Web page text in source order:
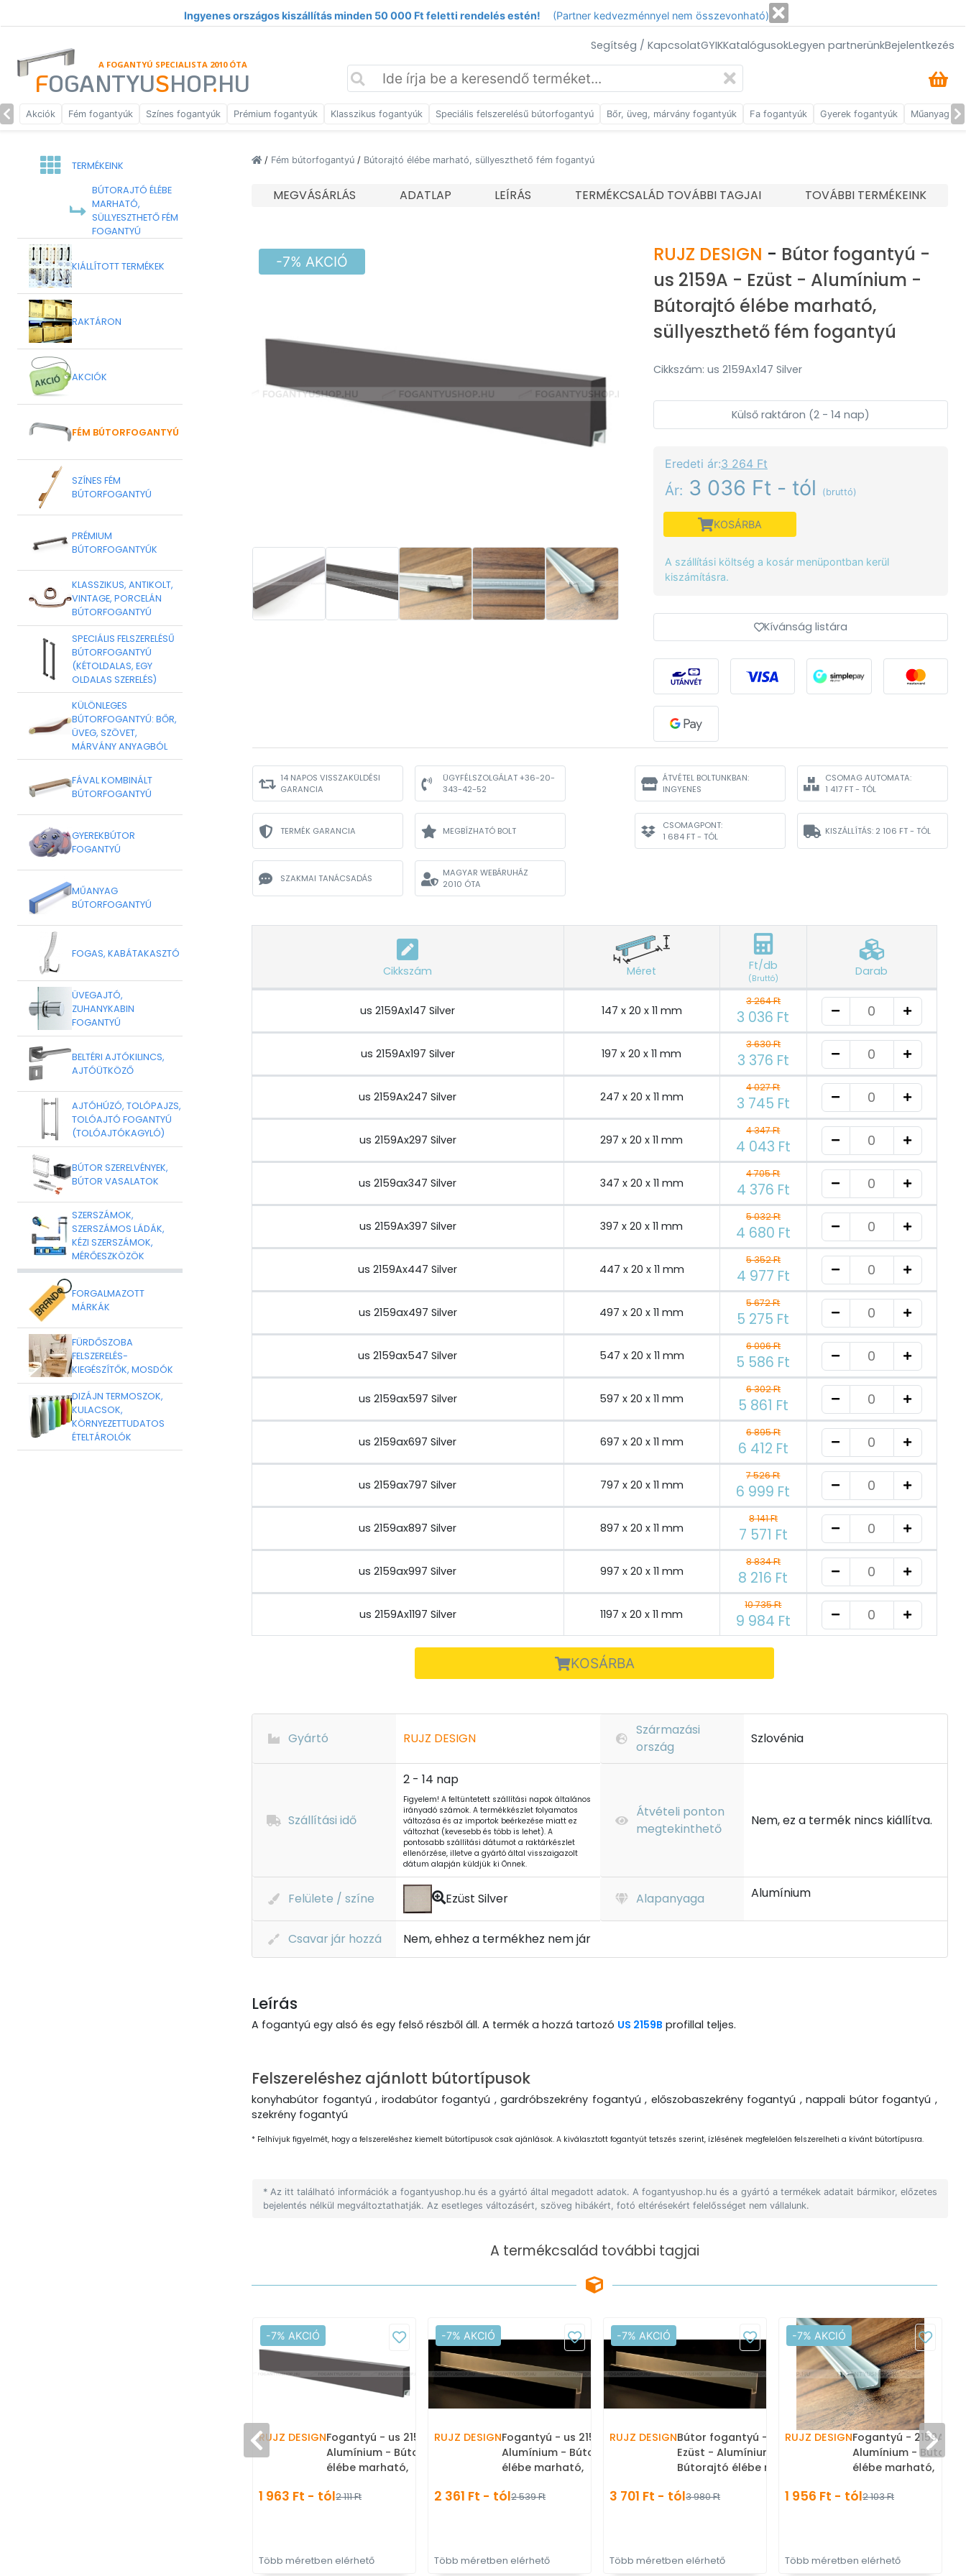
Ingyenes országos kiszállítás minden 50 000 Ft feletti rendelés estén! (Partner kedvezménnyel nem összevonható)
Segítség / KapcsolatGYIKKatalógusokLegyen partnerünkBejelentkezés
A FOGANTYÚ SPECIALISTA 2010 ÓTA
FOGANTYUSHOP.HU
Akciók Fém fogantyúk Színes fogantyúk Prémium fogantyúk Klasszikus fogantyúk Speciális felszerelésű bútorfogantyú Bőr, üveg, márvány fogantyúk Fa fogantyúk Gyerek fogantyúk Műanyag
TERMÉKEINK
BÚTORAJTÓ ÉLÉBE
MARHATÓ,
SÜLLYESZTHETŐ FÉM
FOGANTYÚ
KIÁLLÍTOTT TERMÉKEK
RAKTÁRON
AKCIÓK
FÉM BÚTORFOGANTYÚ
SZÍNES FÉM
BÚTORFOGANTYÚ
PRÉMIUM
BÚTORFOGANTYÚK
KLASSZIKUS, ANTIKOLT,
VINTAGE, PORCELÁN
BÚTORFOGANTYÚ
SPECIÁLIS FELSZERELÉSŰ
BÚTORFOGANTYÚ
(KÉTOLDALAS, EGY
OLDALAS SZERELÉS)
KÜLÖNLEGES
BÚTORFOGANTYÚ: BŐR,
ÜVEG, SZÖVET,
MÁRVÁNY ANYAGBÓL
FÁVAL KOMBINÁLT
BÚTORFOGANTYÚ
GYEREKBÚTOR
FOGANTYÚ
MŰANYAG
BÚTORFOGANTYÚ
FOGAS, KABÁTAKASZTÓ
ÜVEGAJTÓ,
ZUHANYKABIN
FOGANTYÚ
BELTÉRI AJTÓKILINCS,
AJTÓÜTKÖZŐ
AJTÓHÚZÓ, TOLÓPAJZS,
TOLÓAJTÓ FOGANTYÚ
(TOLÓAJTÓKAGYLÓ)
BÚTOR SZERELVÉNYEK,
BÚTOR VASALATOK
SZERSZÁMOK,
SZERSZÁMOS LÁDÁK,
KÉZI SZERSZÁMOK,
MÉRŐESZKÖZÖK
FORGALMAZOTT
MÁRKÁK
FÜRDŐSZOBA
FELSZERELÉS-
KIEGÉSZÍTŐK, MOSDÓK
DIZÁJN TERMOSZOK,
KULACSOK,
KÖRNYEZETTUDATOS
ÉTELTÁROLÓK
/ Fém bútorfogantyú / Bútorajtó élébe marható, süllyeszthető fém fogantyú
MEGVÁSÁRLÁS ADATLAP LEÍRÁS TERMÉKCSALÁD TOVÁBBI TAGJAI TOVÁBBI TERMÉKEINK
-7% AKCIÓ RUJZ DESIGN - Bútor fogantyú -
us 2159A - Ezüst - Alumínium -
Bútorajtó élébe marható,
süllyeszthető fém fogantyú
Cikkszám: us 2159Ax147 Silver
Külső raktáron (2 - 14 nap)
Eredeti ár:3 264 Ft
Ár: 3 036 Ft - tól (bruttó)
KOSÁRBA
A szállítási költség a kosár menüpontban kerül
kiszámításra.
Kívánság listára
14 NAPOS VISSZAKÜLDÉSI
GARANCIA
ÜGYFÉLSZOLGÁLAT +36-20-
343-42-52
TERMÉK GARANCIA MEGBÍZHATÓ BOLT
SZAKMAI TANÁCSADÁS
MAGYAR WEBÁRUHÁZ
2010 ÓTA
ÁTVÉTEL BOLTUNKBAN:
INGYENES
CSOMAG AUTOMATA:
1 417 FT - TÓL
CSOMAGPONT:
1 684 FT - TÓL
KISZÁLLÍTÁS: 2 106 FT - TÓL
Cikkszám Méret Ft/db
(Bruttó)
Darab
us 2159Ax147 Silver
3 264 Ft
3 036 Ft
147 x 20 x 11 mm
us 2159Ax197 Silver
3 630 Ft
3 376 Ft
197 x 20 x 11 mm
us 2159Ax247 Silver
4 027 Ft
3 745 Ft
247 x 20 x 11 mm
us 2159Ax297 Silver
4 347 Ft
4 043 Ft
297 x 20 x 11 mm
us 2159ax347 Silver
4 705 Ft
4 376 Ft
347 x 20 x 11 mm
us 2159Ax397 Silver
5 032 Ft
4 680 Ft
397 x 20 x 11 mm
us 2159Ax447 Silver
5 352 Ft
4 977 Ft
447 x 20 x 11 mm
us 2159ax497 Silver
5 672 Ft
5 275 Ft
497 x 20 x 11 mm
us 2159ax547 Silver
6 006 Ft
5 586 Ft
547 x 20 x 11 mm
us 2159ax597 Silver
6 302 Ft
5 861 Ft
597 x 20 x 11 mm
us 2159ax697 Silver
6 895 Ft
6 412 Ft
697 x 20 x 11 mm
us 2159ax797 Silver
7 526 Ft
6 999 Ft
797 x 20 x 11 mm
us 2159ax897 Silver
8 141 Ft
7 571 Ft
897 x 20 x 11 mm
us 2159ax997 Silver
8 834 Ft
8 216 Ft
997 x 20 x 11 mm
us 2159Ax1197 Silver
10 735 Ft
9 984 Ft
1197 x 20 x 11 mm
KOSÁRBA
Gyártó RUJZ DESIGN
Származási
ország
Szlovénia
Szállítási idő
2 - 14 nap
Figyelem! A feltüntetett szállítási napok általános
irányadó számok. A termékkészlet folyamatos
változása és az importok beérkezése miatt ez
változhat (kevesebb és több is lehet). A
pontosabb szállítási dátumot a raktárkészlet
ellenőrzése, illetve a gyártó által visszaigazolt
dátum alapján küldjük ki Önnek.
Átvételi ponton
megtekinthető
Nem, ez a termék nincs kiállítva.
Felülete / színe Ezüst Silver Alapanyaga Alumínium
Csavar jár hozzá Nem, ehhez a termékhez nem jár
Leírás
A fogantyú egy alsó és egy felső részből áll. A termék a hozzá tartozó US 2159B profillal teljes.
Felszereléshez ajánlott bútortípusok
konyhabútor fogantyú , irodabútor fogantyú , gardróbszekrény fogantyú , előszobaszekrény fogantyú , nappali bútor fogantyú ,
szekrény fogantyú
* Felhívjuk figyelmét, hogy a felszereléshez kiemelt bútortípusok csak ajánlások. A kiválasztott fogantyút tetszés szerint, ízlésének megfelelően felszerelheti a kívánt bútortípusra.
* Az itt található információk a fogantyushop.hu és a gyártó által megadott adatok. A fogantyushop.hu és a gyártó a termékek adatait bármikor, előzetes
bejelentés nélkül megváltoztathatják. Az esetleges változásért, szöveg hibákért, fotó eltérésekért felelősséget nem vállalunk.
A termékcsalád további tagjai
-7% AKCIÓ
RUJZ DESIGNFogantyú - us 2159A -
Alumínium - Bútorajtó
élébe marható,
1 963 Ft - tól2 111 Ft
Több méretben elérhető
-7% AKCIÓ
RUJZ DESIGNFogantyú - us 2159B -
Alumínium - Bútorajtó
élébe marható,
2 361 Ft - tól2 539 Ft
Több méretben elérhető
-7% AKCIÓ
RUJZ DESIGNBútor fogantyú - us 2159B -
Ezüst - Alumínium -
Bútorajtó élébe marható,
3 701 Ft - tól3 980 Ft
Több méretben elérhető
-7% AKCIÓ
RUJZ DESIGNFogantyú - 2159A.5 -
Alumínium -
élébe marható,
1 956 Ft - tól2 103 Ft
Több méretben elérhető